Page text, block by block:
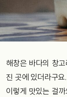
해창은 바다의 창
진 곳에 있더라구
이렇게 맛있는 걸